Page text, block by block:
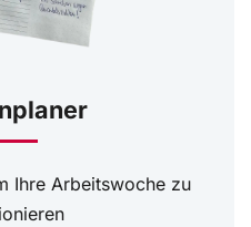
Ihre Arbeitswoche zu